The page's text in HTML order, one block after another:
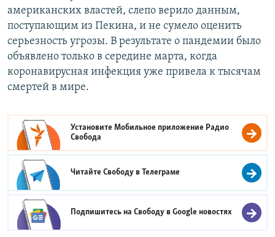
американских властей, слепо верило данным,
поступающим из Пекина, и не сумело оценить
серьезность угрозы. В результате о пандемии было
объявлено только в середине марта, когда
коронавирусная инфекция уже привела к тысячам
смертей в мире.
Установите Мобильное приложение Радио
Свобода
Читайте Свободу вТелеграме
Подпишитесь на Свободу вGoogle новостях